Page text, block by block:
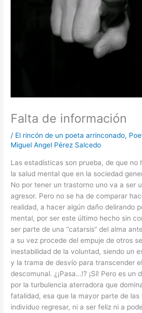
Falta de información
/ El rincón de un poeta arrinconado,
Miguel Angel Pérez Salcedo
Las estadísticas son prueba, de que no
la salud mental que en la sociedad
No por tener un trastorno uno va a ser
agresor. Pero no se ha de comparar
realidad, a hacer algún daño delirando
mental, por ser este último hecho sin
ser parte de una “catarsis” del alma
a su vez procede del empuje de otros
inestabilidad de la voluntad, siendo un
y la trama de desvío para transcender
descomunal. ¿¡Pasa…!? ¡Sí! Pero es un
por la turbulencia aterradora que
fatalidad, esa que la mayor parte de las
individuo regresar, ni a ser feliz ni a